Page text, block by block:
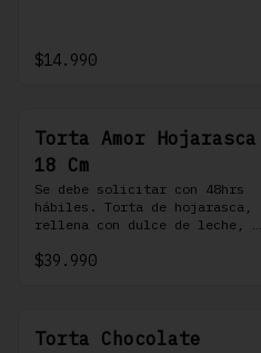
$14.990
Torta Amor Hojarasca
18 Cm
Se debe solicitar con 48hrs
hábiles. Torta de hojarasca,
rellena con dulce de leche,
frambuesas, frambuesas frescas
$39.990
Torta Chocolate